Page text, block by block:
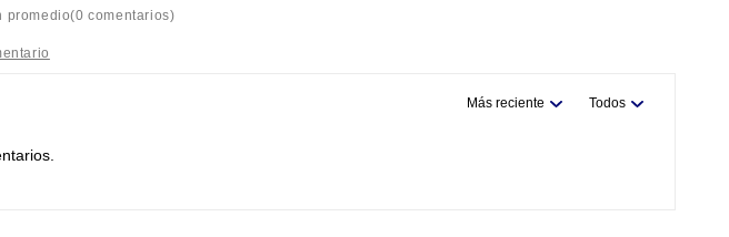
promedio(0 comentarios)
Más reciente Todos